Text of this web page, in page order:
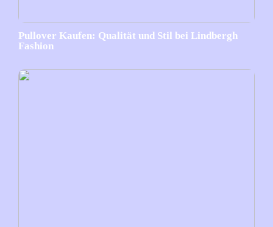
Pullover Kaufen: Qualität und Stil bei Lindbergh
Fashion